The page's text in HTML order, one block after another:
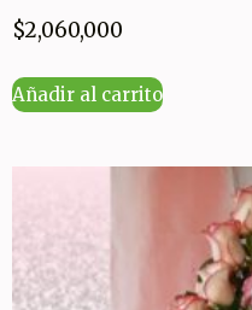
$2,060,000
Añadir al carrito